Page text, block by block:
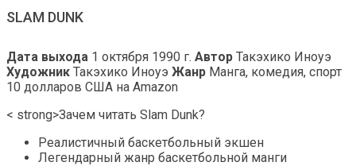
SLAM DUNK
Дата выхода 1 октября 1990 г. Автор Такэхико Иноуэ
Художник Такэхико Иноуэ Жанр Манга, комедия, спорт
10 долларов США на Amazon
< strong>Зачем читать Slam Dunk?
Реалистичный баскетбольный экшен
Легендарный жанр баскетбольной манги